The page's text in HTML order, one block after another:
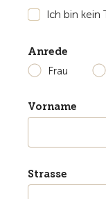
Ich bin kein
Anrede
Frau
Vorname
Strasse